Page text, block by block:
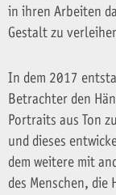
in ihren Arbeiten
Gestalt zu
In dem 2017
Betrachter den
Portraits aus Ton
und dieses
dem weitere mit
des Menschen, die